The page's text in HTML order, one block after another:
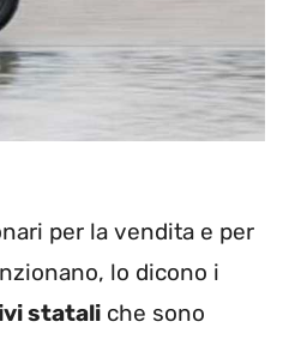
per la vendita e per
lo dicono i
statali che sono